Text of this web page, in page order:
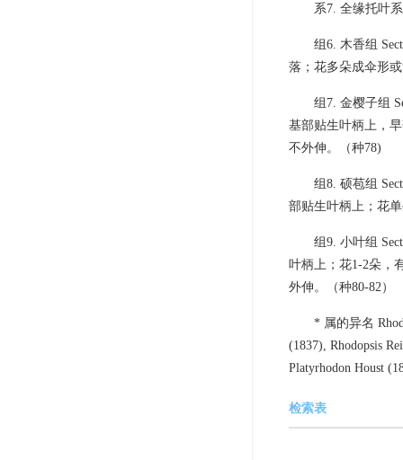
系7. 全缘托叶
组6. 木香组
落；花多朵成伞形
组7. 金樱子组
基部贴生叶柄上，
不外伸。（种78)
组8. 硕苞组
部贴生叶柄上；花
组9. 小叶组
叶柄上；花1-2朵，
外伸。（种80-82）
* 属的异名
(1837), Rhodopsis
Platyrhodon Houst
检索表